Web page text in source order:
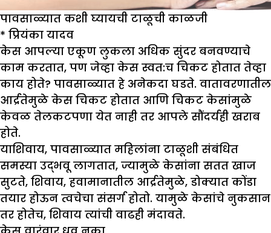
पावसाळ्यात कशी घ्यायची टाळूची काळजी
* प्रियंका यादव
केस आपल्या एकूण लुकला अधिक सुंदर बनवण्याचे
काम करतात, पण जेव्हा केस स्वत:च चिकट होतात तेव्हा
काय होते? पावसाळ्यात हे अनेकदा घडते. वातावरणातील
आर्द्रतेमुळे केस चिकट होतात आणि चिकट केसांमुळे
केवळ तेलकटपणा येत नाही तर आपले सौंदर्यही खराब
होते.
याशिवाय, पावसाळ्यात महिलांना टाळूशी संबंधित
समस्या उद्भवू लागतात, ज्यामुळे केसांना सतत खाज
सुटते, शिवाय, हवामानातील आर्द्रतेमुळे, डोक्यात कोंडा
तयार होऊन त्वचेचा संसर्ग होतो. यामुळे केसांचे नुकसान
तर होतेच, शिवाय त्यांची वाढही मंदावते.